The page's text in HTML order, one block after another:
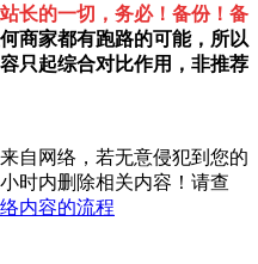
长的一切，务必！备份！备
商家都有跑路的可能，所以
只起综合对比作用，非推荐
自网络，若无意侵犯到您的
时内删除相关内容！请查
内容的流程